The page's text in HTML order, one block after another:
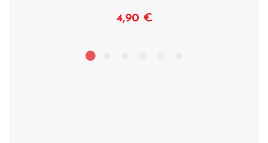
4,90 €